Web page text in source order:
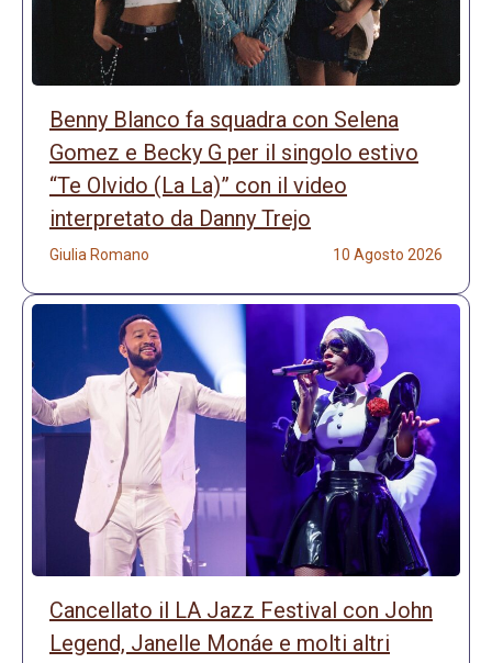
Benny Blanco fa squadra con Selena
Gomez e Becky G per il singolo estivo
“Te Olvido (La La)” con il video
interpretato da Danny Trejo
Giulia Romano 10 Agosto 2026
Cancellato il LA Jazz Festival con John
Legend, Janelle Monáe e molti altri